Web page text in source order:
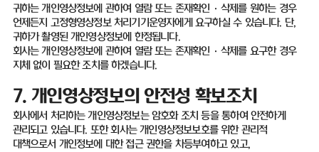
귀하는 개인영상정보에 관하여 열람 또는 존재확인 · 삭제를 원하는 경우
언제든지 고정형영상정보 처리기기운영자에게 요구하실 수 있습니다. 단,
귀하가 촬영된 개인영상정보에 한정됩니다.
회사는 개인영상정보에 관하여 열람 또는 존재확인 · 삭제를 요구한 경우
지체 없이 필요한 조치를 하겠습니다.
7. 개인영상정보의 안전성 확보조치
회사에서 처리하는 개인영상정보는 암호화 조치 등을 통하여 안전하게
관리되고 있습니다. 또한 회사는 개인영상정보보호를 위한 관리적
대책으로서 개인정보에 대한 접근 권한을 차등부여하고 있고,